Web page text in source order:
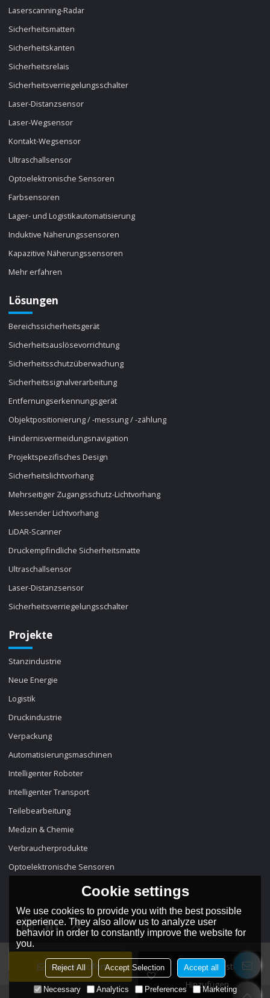
Kontakt Sofort
Zur Wunschliste
Hinzufügen
Laserscanning-Radar
Sicherheitsmatten
Sicherheitskanten
Sicherheitsrelais
Sicherheitsverriegelungsschalter
Laser-Distanzsensor
Laser-Wegsensor
Kontakt-Wegsensor
Ultraschallsensor
Optoelektronische Sensoren
Farbsensoren
Lager- und Logistikautomatisierung
Induktive Näherungssensoren
Kapazitive Näherungssensoren
Mehr erfahren
Lösungen
Bereichssicherheitsgerät
Sicherheitsauslösevorrichtung
Sicherheitsschutzüberwachung
Sicherheitssignalverarbeitung
Entfernungserkennungsgerät
Objektpositionierung / -messung / -zählung
Hindernisvermeidungsnavigation
Projektspezifisches Design
Sicherheitslichtvorhang
Mehrseitiger Zugangsschutz-Lichtvorhang
Messender Lichtvorhang
LiDAR-Scanner
Druckempfindliche Sicherheitsmatte
Ultraschallsensor
Laser-Distanzsensor
Sicherheitsverriegelungsschalter
Projekte
Stanzindustrie
Neue Energie
Logistik
Druckindustrie
Verpackung
Automatisierungsmaschinen
Intelligenter Roboter
Intelligenter Transport
Teilebearbeitung
Medizin & Chemie
Verbraucherprodukte
Optoelektronische Sensoren
Sprache: Deutsch
Cookie settings
We use cookies to provide you with the best possible
experience. They also allow us to analyze user
behavior in order to constantly improve the website for
you.
Reject All Accept Selection Accept all
Necessary Analytics Preferences Marketing